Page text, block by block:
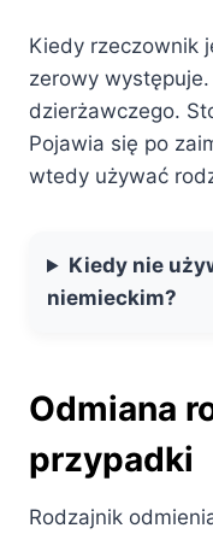
Kiedy rzeczownik
zerowy
dzierżawczego.
Pojawia się po
wtedy używać
Kiedy nie
niemieckim?
Odmiana
przypadki
Rodzajnik